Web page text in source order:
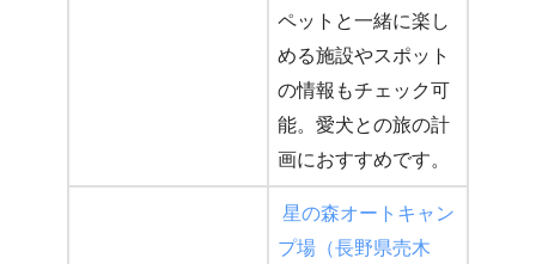
ペットと一緒に楽し
める施設やスポット
の情報もチェック可
能。愛犬との旅の計
画におすすめです。
星の森オートキャン
プ場（長野県売木